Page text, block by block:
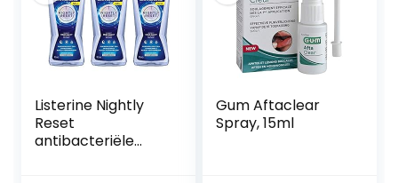
Listerine Nightly
Reset
antibacteriële
Gum Aftaclear
Spray, 15ml